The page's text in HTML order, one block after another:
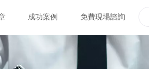
成功案例 免費現場諮詢